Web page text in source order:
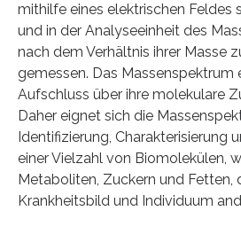
mithilfe eines elektrischen Feldes
und in der Analyseeinheit des
nach dem Verhältnis ihrer Masse
gemessen. Das Massenspektrum
Aufschluss über ihre molekulare
Daher eignet sich die
Identifizierung, Charakterisierung
einer Vielzahl von Biomolekülen,
Metaboliten, Zuckern und Fetten,
Krankheitsbild und Individuum